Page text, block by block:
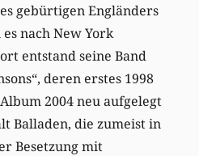
gebürtigen Engländers
nach New York
entstand seine Band
deren erstes 1998
2004 neu aufgelegt
Balladen, die zumeist in
Besetzung mit